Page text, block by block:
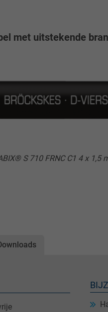
met uitstekende
S 710 FRNC C1 4 x 1,5